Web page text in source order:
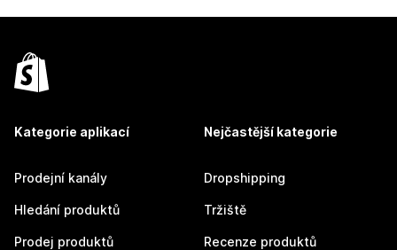
Kategorie aplikací
Prodejní kanály
Hledání produktů
Prodej produktů
Nejčastější kategorie
Dropshipping
Tržiště
Recenze produktů